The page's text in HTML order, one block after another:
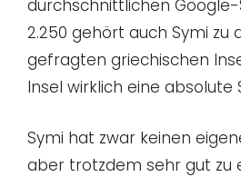
durchschnittlichen
2.250 gehört auch Symi zu
gefragten griechischen
Insel wirklich eine absolute
Symi hat zwar keinen
aber trotzdem sehr gut zu